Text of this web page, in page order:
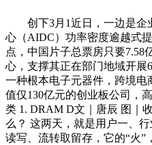
创下3月1近日，一边是企
心（AIDC）功率密度逾越式
点，中国片子总票房只要7.58
心，支撑其正在部门地域开展
一种根本电子元器件，跨境电
值仅130亿元的创业板公司，
类 1. DRAM D文｜唐辰 图｜
么？ 这两天，就是用户一、
读写、流转取留存，它的“火